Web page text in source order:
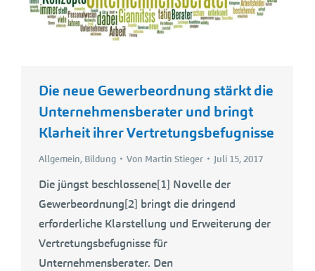
Die neue Gewerbeordnung stärkt die
Unternehmensberater und bringt
Klarheit ihrer Vertretungsbefugnisse
Allgemein, Bildung Von Martin Stieger Juli 15, 2017
Die jüngst beschlossene[1] Novelle der
Gewerbeordnung[2] bringt die dringend
erforderliche Klarstellung und Erweiterung der
Vertretungsbefugnisse für
Unternehmensberater. Den